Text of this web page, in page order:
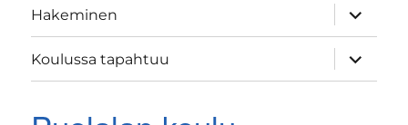
Hakeminen
näytä
Koulussa tapahtuu
näytä